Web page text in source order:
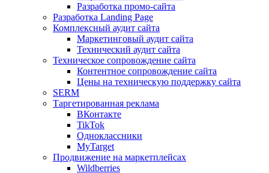
Разработка промо-сайта
Разработка Landing Page
Комплексный аудит сайта
Маркетинговый аудит сайта
Технический аудит сайта
Техническое сопровождение сайта
Контентное сопровождение сайта
Цены на техническую поддержку сайта
SERM
Таргетированная реклама
ВКонтакте
TikTok
Одноклассники
MyTarget
Продвижение на маркетплейсах
Wildberries